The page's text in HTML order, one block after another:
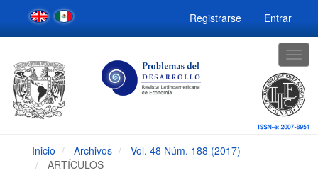
Navegación
principal
Contenido
Barra
lateral
Registrarse Entrar
Inicio Archivos
Vol. 48 Núm. 188 (2017)
ARTÍCULOS